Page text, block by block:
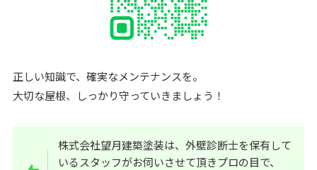
正しい知識で、確実なメンテナンスを。
大切な屋根、しっかり守っていきましょう！
株式会社望月建築塗装は、外壁診断士を保有して
いるスタッフがお伺いさせて頂きプロの目で、